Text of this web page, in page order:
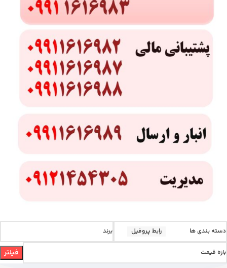
دسته بندی ها رابط پروفیل برند
بازه قیمت فیلتر